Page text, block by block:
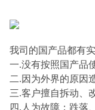
我司的国产品都有
一.没有按照国产品
二.因为外界的原因
三.客户擅自拆动、
四.人为故障：跌落